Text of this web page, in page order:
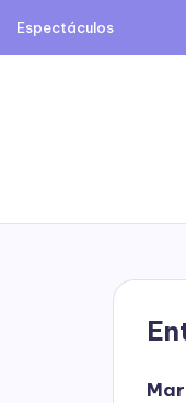
Espectáculos